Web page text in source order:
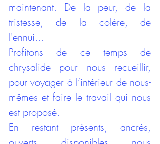
maintenant. De la peur, de la
tristesse, de la colère, de
l'ennui...
Profitons de ce temps de
chrysalide pour nous recueillir,
pour voyager à l’intérieur de nous-
mêmes et faire le travail qui nous
est proposé.
En restant présents, ancrés,